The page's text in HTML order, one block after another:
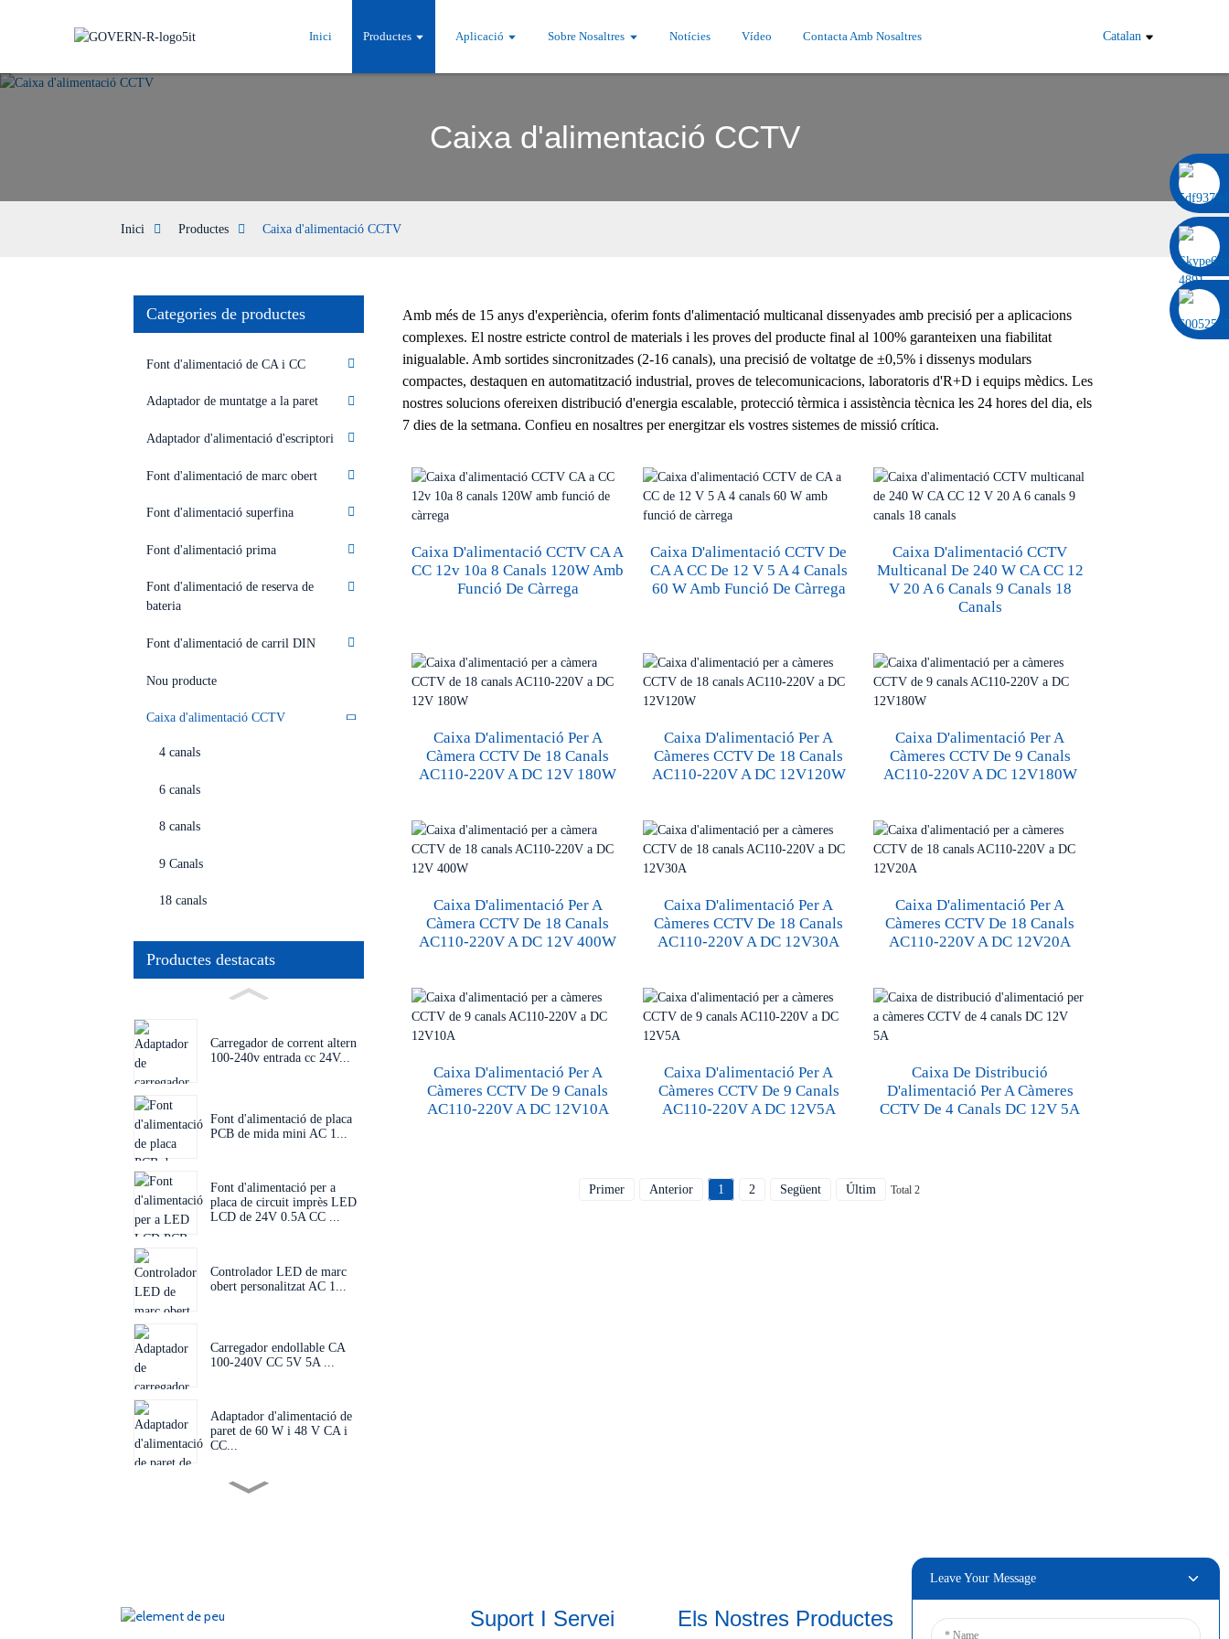
Inici Productes Aplicació Sobre Nosaltres Notícies Vídeo Contacta Amb Nosaltres Catalan
Caixa d'alimentació CCTV
Inici Productes Caixa d'alimentació CCTV
Categories de productes
Font d'alimentació de CA i CC
Adaptador de muntatge a la paret
Adaptador d'alimentació d'escriptori
Font d'alimentació de marc obert
Font d'alimentació superfina
Font d'alimentació prima
Font d'alimentació de reserva de
bateria
Font d'alimentació de carril DIN
Nou producte
Caixa d'alimentació CCTV
4 canals
6 canals
8 canals
9 Canals
18 canals
Productes destacats
Carregador de corrent altern
100-240v entrada cc 24V...
Font d'alimentació de placa
PCB de mida mini AC 1...
Font d'alimentació per a
placa de circuit imprès LED
LCD de 24V 0.5A CC ...
Controlador LED de marc
obert personalitzat AC 1...
Carregador endollable CA
100-240V CC 5V 5A ...
Adaptador d'alimentació de
paret de 60 W i 48 V CA i
CC...
Amb més de 15 anys d'experiència, oferim fonts d'alimentació multicanal dissenyades amb precisió per a aplicacions
complexes. El nostre estricte control de materials i les proves del producte final al 100% garanteixen una fiabilitat
inigualable. Amb sortides sincronitzades (2-16 canals), una precisió de voltatge de ±0,5% i dissenys modulars
compactes, destaquen en automatització industrial, proves de telecomunicacions, laboratoris d'R+D i equips mèdics. Les
nostres solucions ofereixen distribució d'energia escalable, protecció tèrmica i assistència tècnica les 24 hores del dia, els
7 dies de la setmana. Confieu en nosaltres per energitzar els vostres sistemes de missió crítica.
Caixa D'alimentació CCTV CA A
CC 12v 10a 8 Canals 120W Amb
Funció De Càrrega
Caixa D'alimentació CCTV De
CA A CC De 12 V 5 A 4 Canals
60 W Amb Funció De Càrrega
Caixa D'alimentació CCTV
Multicanal De 240 W CA CC 12
V 20 A 6 Canals 9 Canals 18
Canals
Caixa D'alimentació Per A
Càmera CCTV De 18 Canals
AC110-220V A DC 12V 180W
Caixa D'alimentació Per A
Càmeres CCTV De 18 Canals
AC110-220V A DC 12V120W
Caixa D'alimentació Per A
Càmeres CCTV De 9 Canals
AC110-220V A DC 12V180W
Caixa D'alimentació Per A
Càmera CCTV De 18 Canals
AC110-220V A DC 12V 400W
Caixa D'alimentació Per A
Càmeres CCTV De 18 Canals
AC110-220V A DC 12V30A
Caixa D'alimentació Per A
Càmeres CCTV De 18 Canals
AC110-220V A DC 12V20A
Caixa D'alimentació Per A
Càmeres CCTV De 9 Canals
AC110-220V A DC 12V10A
Caixa D'alimentació Per A
Càmeres CCTV De 9 Canals
AC110-220V A DC 12V5A
Caixa De Distribució
D'alimentació Per A Càmeres
CCTV De 4 Canals DC 12V 5A
Primer Anterior 1 2 Següent Últim Total 2
Suport I Servei Els Nostres Productes Connectar
Leave Your Message